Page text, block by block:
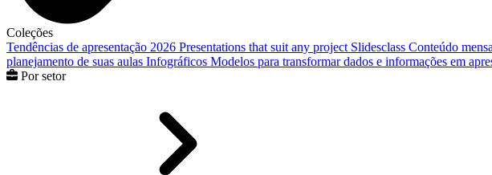
Coleções
Tendências de apresentação 2026 Presentations that suit any project Slidesclass Conteúdo
planejamento de suas aulas Infográficos Modelos para transformar dados e informações em
Por setor